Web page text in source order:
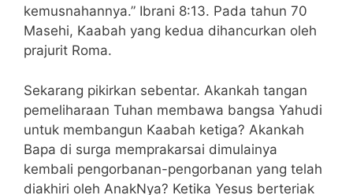
kemusnahannya.” Ibrani 8:13. Pada tahun 70
Masehi, Kaabah yang kedua dihancurkan oleh
prajurit Roma.
Sekarang pikirkan sebentar. Akankah tangan
pemeliharaan Tuhan membawa bangsa Yahudi
untuk membangun Kaabah ketiga? Akankah
Bapa di surga memprakarsai dimulainya
kembali pengorbanan-pengorbanan yang telah
diakhiri oleh AnakNya? Ketika Yesus berteriak